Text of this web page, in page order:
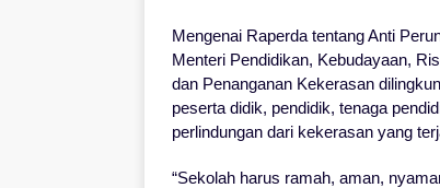
Mengenai Raperda tentang Anti
Menteri Pendidikan, Kebudayaan,
dan Penanganan Kekerasan
peserta didik, pendidik, tenaga
perlindungan dari kekerasan yang
“Sekolah harus ramah, aman,